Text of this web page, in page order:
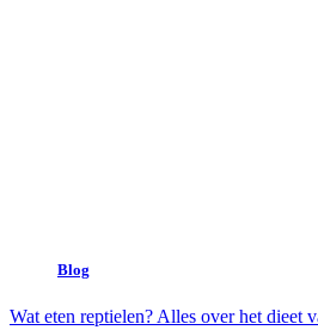
Blog
Wat eten reptielen? Alles over het dieet